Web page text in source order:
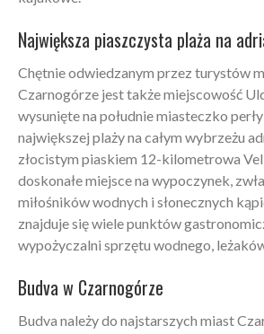
Największa piaszczysta plaża na
Chętnie odwiedzanym przez turystów
Czarnogórze jest także miejscowość
wysunięte na południe miasteczko
największej plaży na całym wybrzeżu
złocistym piaskiem 12-kilometrowa
doskonałe miejsce na wypoczynek,
miłośników wodnych i słonecznych
znajduje się wiele punktów
wypożyczalni sprzętu wodnego,
Budva w Czarnogórze
Budva należy do najstarszych miast